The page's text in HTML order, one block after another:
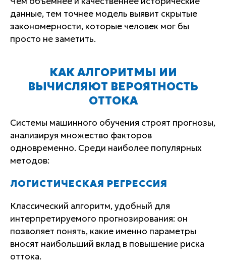
данные, тем точнее модель выявит скрытые
закономерности, которые человек мог бы
просто не заметить.
КАК АЛГОРИТМЫ ИИ
ВЫЧИСЛЯЮТ ВЕРОЯТНОСТЬ
ОТТОКА
Системы машинного обучения строят прогнозы,
анализируя множество факторов
одновременно. Среди наиболее популярных
методов:
ЛОГИСТИЧЕСКАЯ РЕГРЕССИЯ
Классический алгоритм, удобный для
интерпретируемого прогнозирования: он
позволяет понять, какие именно параметры
вносят наибольший вклад в повышение риска
оттока.